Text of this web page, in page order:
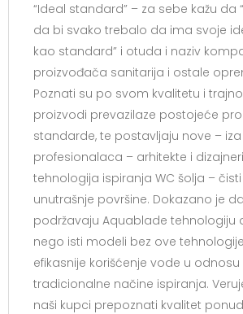
“Ideal standard” – za sebe kažu da
da bi svako trebalo da ima svoje
kao standard” i otuda i naziv
proizvođača sanitarija i ostale
Poznati su po svom kvalitetu i
proizvodi prevazilaze postojeće
standarde, te postavljaju nove –
profesionalaca – arhitekte i
tehnologija ispiranja WC šolja – čisti
unutrašnje površine. Dokazano je
podržavaju Aquablade tehnologiju
nego isti modeli bez ove
efikasnije korišćenje vode u odnosu
tradicionalne načine ispiranja.
naši kupci prepoznati kvalitet